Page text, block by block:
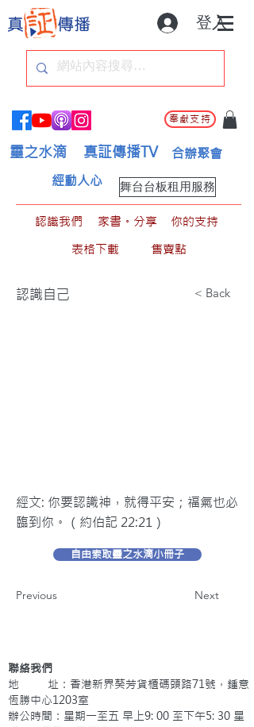
登入
奉獻支持
靈之水滴 真証傳播TV 合辦聚會
舞台台板租用服務
經動人心
認識我們 家書。分享
你的支持
表格下載
售賣點
認識自己 < Back
經文: 你要認識神，就得平安；福氣也必
臨到你。（約伯記 22:21）
自由索取靈之水滴小冊子
Previous Next
聯絡我們
地 址：香港新界葵芳貨櫃碼頭路71號，鍾意
恆勝中心1203室
辦公時間：星期一至五 早上9: 00 至下午5: 30 星